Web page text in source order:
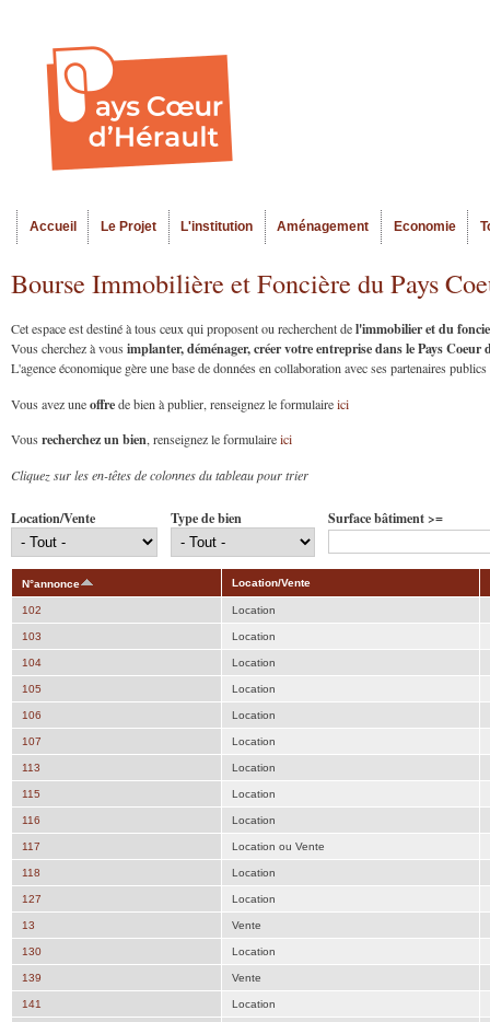
Menu principal
Accueil Le Projet L'institution Aménagement Economie
Bourse Immobilière et Foncière du Pays
Cet espace est destiné à tous ceux qui proposent ou recherchent del'immobilier et du
Vous cherchez à vous implanter, déménager, créer votre entreprise dans le Pays
L'agence économique gère une base de données en collaboration avec ses partenaires
Vous avez uneoffrede bien à publier, renseignez le formulaireici
Vous recherchez un bien, renseignez le formulaireici
Cliquez sur les en-têtes de colonnes du tableau pour trier
Location/Vente Type de bien Surface bâtiment >=
N°annonce Location/Vente
102 Location
103 Location
104 Location
105 Location
106 Location
107 Location
113 Location
115 Location
116 Location
117 Location ou Vente
118 Location
127 Location
13 Vente
130 Location
139 Vente
141 Location